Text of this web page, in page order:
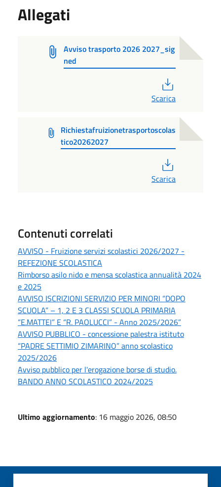
Allegati
Avviso trasporto 2026 2027_sig
ned
Scarica
Richiestafruizionetrasportoscolas
tico20262027
Scarica
Contenuti correlati
AVVISO - Fruizione servizi scolastici 2026/2027 -
REFEZIONE SCOLASTICA
Rimborso asilo nido e mensa scolastica annualità 2024
e 2025
AVVISO ISCRIZIONI SERVIZIO PER MINORI “DOPO
SCUOLA” – 1, 2 E 3 CLASSI SCUOLA PRIMARIA
“E.MATTEI” E “R. PAOLUCCI” - Anno 2025/2026”
AVVISO PUBBLICO - concessione palestra istituto
“PADRE SETTIMIO ZIMARINO” anno scolastico
2025/2026
Avviso pubblico per l'erogazione borse di studio.
BANDO ANNO SCOLASTICO 2024/2025
Ultimo aggiornamento: 16 maggio 2026, 08:50